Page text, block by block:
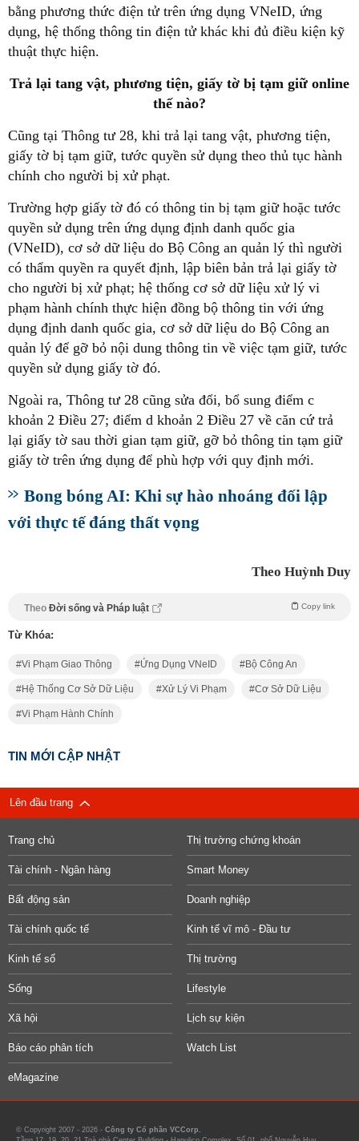
bằng phương thức điện tử trên ứng dụng VNeID, ứng
dụng, hệ thống thông tin điện tử khác khi đủ điều kiện kỹ
thuật thực hiện.
Trả lại tang vật, phương tiện, giấy tờ bị tạm giữ online
thế nào?
Cũng tại Thông tư 28, khi trả lại tang vật, phương tiện,
giấy tờ bị tạm giữ, tước quyền sử dụng theo thủ tục hành
chính cho người bị xử phạt.
Trường hợp giấy tờ đó có thông tin bị tạm giữ hoặc tước
quyền sử dụng trên ứng dụng định danh quốc gia
(VNeID), cơ sở dữ liệu do Bộ Công an quản lý thì người
có thẩm quyền ra quyết định, lập biên bản trả lại giấy tờ
cho người bị xử phạt; hệ thống cơ sở dữ liệu xử lý vi
phạm hành chính thực hiện đồng bộ thông tin với ứng
dụng định danh quốc gia, cơ sở dữ liệu do Bộ Công an
quản lý để gỡ bỏ nội dung thông tin về việc tạm giữ, tước
quyền sử dụng giấy tờ đó.
Ngoài ra, Thông tư 28 cũng sửa đổi, bổ sung điểm c
khoản 2 Điều 27; điểm d khoản 2 Điều 27 về căn cứ trả
lại giấy tờ sau thời gian tạm giữ, gỡ bỏ thông tin tạm giữ
giấy tờ trên ứng dụng để phù hợp với quy định mới.
Bong bóng AI: Khi sự hào nhoáng đối lập
với thực tế đáng thất vọng
Theo Huỳnh Duy
Theo Đời sống và Pháp luật Copy link
Từ Khóa:
Vi Phạm Giao Thông Ứng Dụng VNeID Bộ Công An
Hệ Thống Cơ Sở Dữ Liệu Xử Lý Vi Phạm Cơ Sở Dữ Liệu
Vi Phạm Hành Chính
TIN MỚI CẬP NHẬT
Lên đầu trang
Trang chủ Thị trường chứng khoán
Tài chính - Ngân hàng Smart Money
Bất động sản Doanh nghiệp
Tài chính quốc tế Kinh tế vĩ mô - Đầu tư
Kinh tế số Thị trường
Sống Lifestyle
Xã hội Lịch sự kiện
Báo cáo phân tích Watch List
eMagazine
© Copyright 2007 - 2026 - Công ty Cổ phần VCCorp.